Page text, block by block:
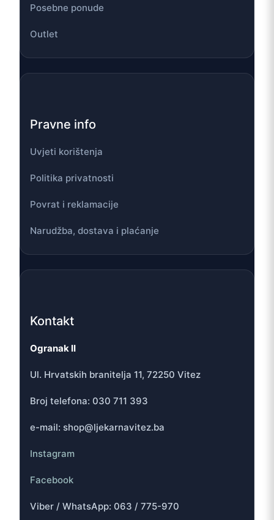
Posebne ponude
Outlet
Pravne info
Uvjeti korištenja
Politika privatnosti
Povrat i reklamacije
Narudžba, dostava i plaćanje
Kontakt
Ogranak II
Ul. Hrvatskih branitelja 11, 72250 Vitez
Broj telefona: 030 711 393
e-mail: shop@ljekarnavitez.ba
Instagram
Facebook
Viber / WhatsApp: 063 / 775-970